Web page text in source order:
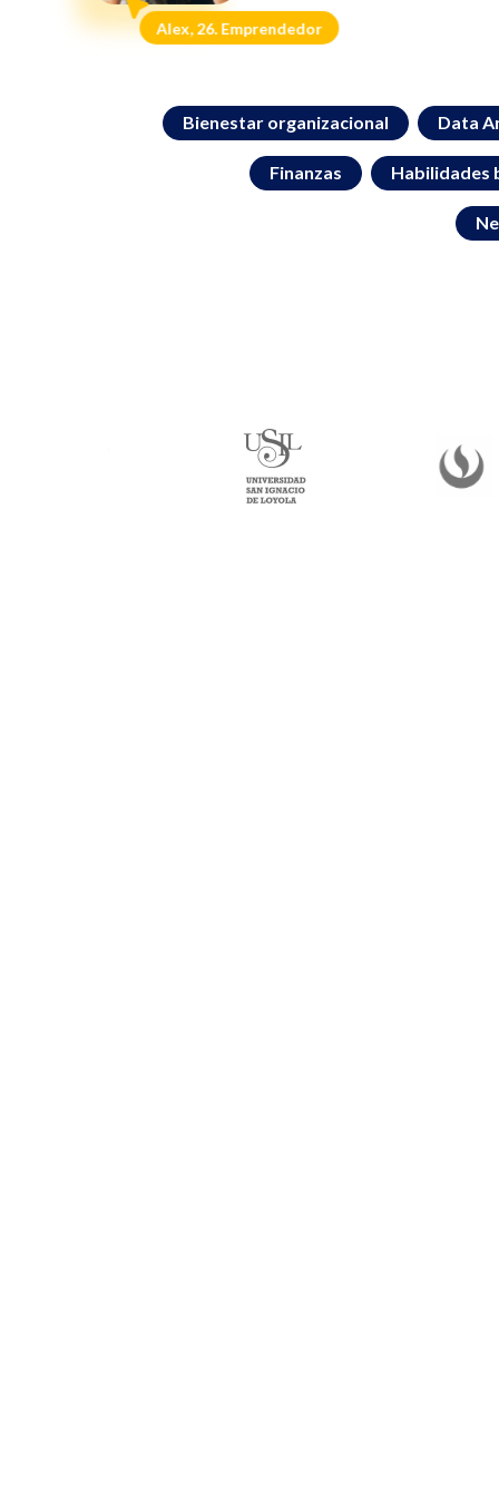
Alex, 26. Emprendedor
Bienestar organizacional Data
Finanzas Habilidades